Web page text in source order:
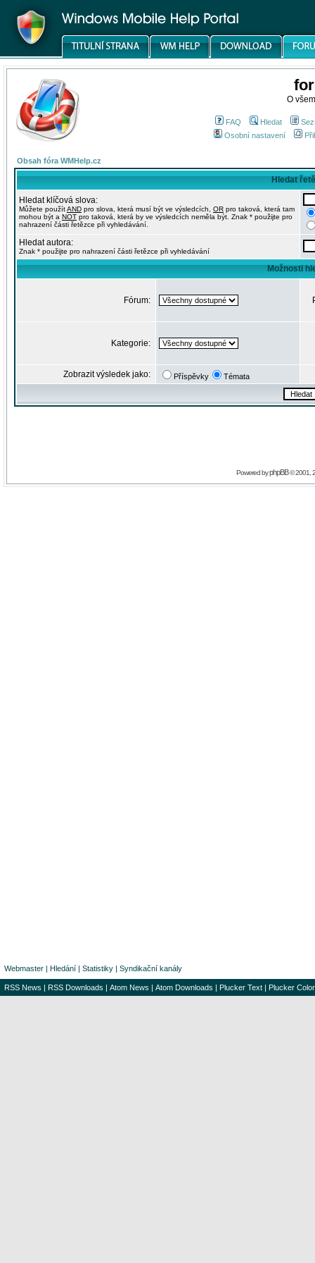
O
FAQ Hledat
Osobní nastavení
Obsah fóra WMHelp.cz
Hledat
Hledat klíčová slova:
Můžete použítAND pro slova, která musí být ve výsledcích, OR pro taková, která tam
mohou být a NOT pro taková, která by ve výsledcích neměla být. Znak * použijte pro
nahrazení části řetězce při vyhledávání.
Hledat autora:
Znak * použijte pro nahrazení části řetězce při vyhledávání
Možnosti
Fórum:
Kategorie:
Zobrazit výsledek jako: Příspěvky Témata
Powered byphpBB© 2001,
Webmaster | Hledání | Statistiky | Syndikační kanály
RSS News | RSS Downloads | Atom News | Atom Downloads | Plucker Text | Plucker Color